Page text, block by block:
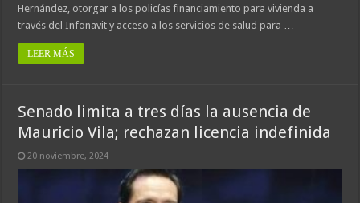
Hernández, otorgar a los policías financiamiento para vivienda a
través del Infonavit y acceso a los servicios de salud para …
LEER MÁS
Senado limita a tres días la ausencia de
Mauricio Vila; rechazan licencia indefinida
20 noviembre, 2024